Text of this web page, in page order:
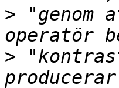
> "genom
>